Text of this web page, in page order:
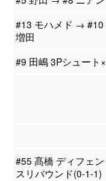
#13 モハメド → #10
増田
#9 田嶋 3Pシュート×
#55 髙橋 ディフェン
スリバウンド(0-1-1)